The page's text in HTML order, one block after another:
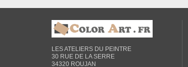
LES ATELIERS DU PEINTRE
30 RUE DE LA SERRE
34320 ROUJAN